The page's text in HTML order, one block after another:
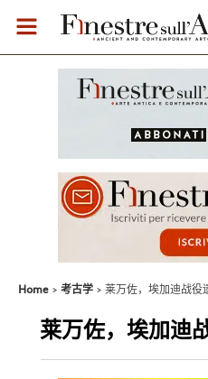
Home 考古学 莱万佐，埃加迪战役
莱万佐，埃加迪